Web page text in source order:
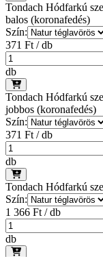
Tondach Hódfarkú
balos (koronafedés)
Szín:
371 Ft / db
db
Tondach Hódfarkú
jobbos (koronafedés)
Szín:
371 Ft / db
db
Tondach Hódfarkú
Szín:
1 366 Ft / db
db